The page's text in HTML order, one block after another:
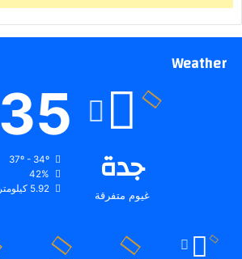
Weather
جدة
غيوم متفرقة
35
42%
5.92 كيلومتر/ساعة